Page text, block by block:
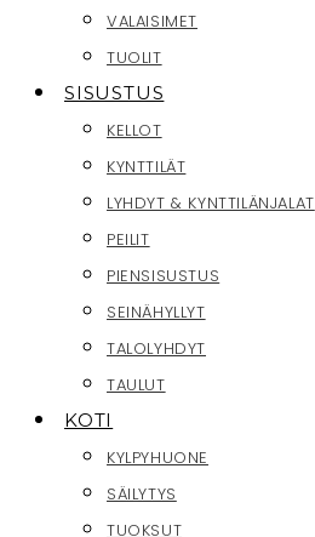
VALAISIMET
TUOLIT
SISUSTUS
KELLOT
KYNTTILÄT
LYHDYT & KYNTTILÄNJALAT
PEILIT
PIENSISUSTUS
SEINÄHYLLYT
TALOLYHDYT
TAULUT
KOTI
KYLPYHUONE
SÄILYTYS
TUOKSUT